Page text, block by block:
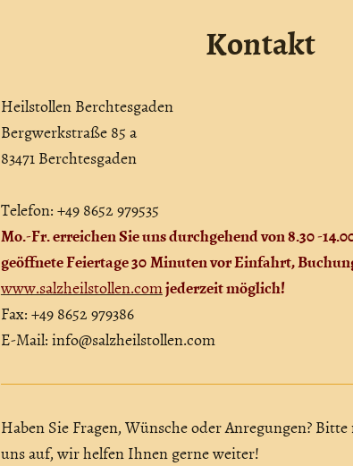
Kontakt
Heilstollen Berchtesgaden
Bergwerkstraße85 a
83471Berchtesgaden
Telefon: +49 8652 979535
Mo.-Fr. erreichen Sie uns durchgehend von 8.30 -
geöffnete Feiertage 30Minuten vor Einfahrt,
www.salzheilstollen.comjederzeit möglich!
Fax: +49 8652 979386
E-Mail:info@salzheilstollen.com
Haben Sie Fragen, Wünsche oder Anregungen?
uns auf, wir helfen Ihnen gerne weiter!